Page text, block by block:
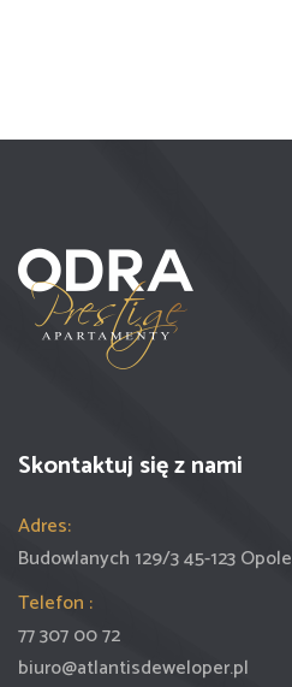
Skontaktuj się z nami
Adres:
Budowlanych 129/3 45-123 Opole
Telefon :
77 307 00 72
biuro@atlantisdeweloper.pl